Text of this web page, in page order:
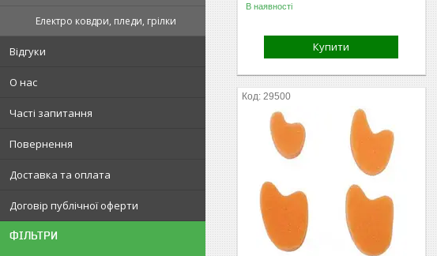
Електро ковдри, пледи, грілки
Відгуки
О нас
Часті запитання
Повернення
Доставка та оплата
Договір публічної оферти
ФІЛЬТРИ
В наявності
Купити
29500